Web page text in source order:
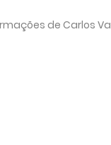
de Carlos